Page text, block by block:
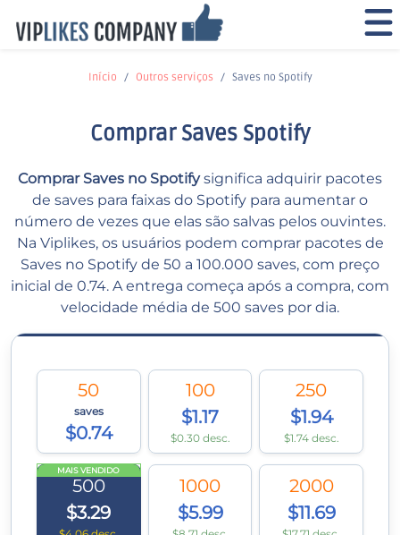
Início Outros serviços Saves no Spotify
Comprar Saves Spotify
Comprar Saves no Spotifysignifica adquirir pacotes
de saves para faixas do Spotify para aumentar o
número de vezes que elas são salvas pelos ouvintes.
Na Viplikes, os usuários podem comprar pacotes de
Saves no Spotify de 50 a 100.000 saves, com preço
inicial de 0.74. A entrega começa após a compra, com
velocidade média de 500 saves por dia.
50
saves
$0.74
100
$1.17
$0.30 desc.
250
$1.94
$1.74 desc.
MAIS VENDIDO
500
$3.29
1000
$5.99
2000
$11.69